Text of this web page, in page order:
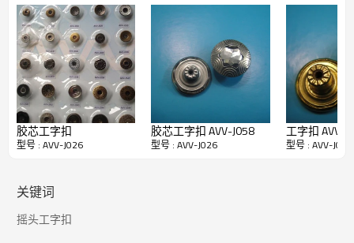
3. 工字扣质量：能过5级以上检针，无铅、无毒、无镍、环保、
过检针、不生锈（部分客户要求铁的除外）
、.从采购原材料到生
产到颜色处理到出货，每一步层层
严格把关，提供最好的钮扣给
您。
4.包装：根据纽扣
小，重量 决定每一箱的数量.
5. 功能及用途
工字扣不仅能把衣服连接起来，使其严密保温，还可使人仪表整
齐。别致的钮扣，还会对衣服起点缀作用。因此，它是
胶芯工字扣
型号 : AVV-J026
胶芯工字扣 AVV-J058
型号 : AVV-J026
工字扣
型号 : AVV-J026
关键词
摇头工字扣